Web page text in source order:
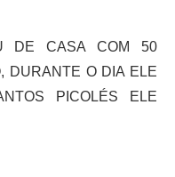
DE CASA COM 50
DURANTE O DIA ELE
PICOLÉS ELE